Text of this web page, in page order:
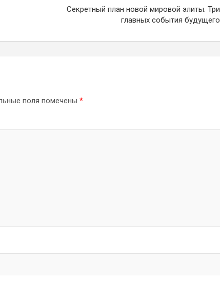
Секретный план новой мировой элиты. Три
главных события будущего
поля помечены *